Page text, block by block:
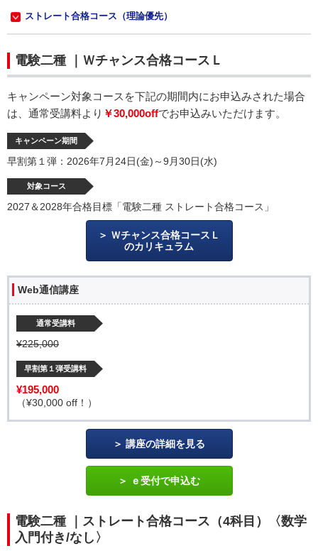
ストレート合格コース（理論優先）
電験二種 ｜Ｗチャンス合格コースＬ
キャンペーン対象コースを下記の期間内にお申込みされた場合
は、通常受講料より ￥30,000offでお申込みいただけます。
キャンペーン期間
早割第１弾：2026年7月24日(金)～9月30日(水)
対象コース
2027＆2028年合格目標「電験二種 ストレート合格コース」
Ｗチャンス合格コースＬ
のカリキュラム
Web通信講座
通常受講料
¥225,000
早割第１弾受講料
¥195,000
（¥30,000 off！）
講座の詳細を見る
ｅ受付で申込む
電験二種 ｜ストレート合格コース（4科目）〈数学
入門付き/なし〉